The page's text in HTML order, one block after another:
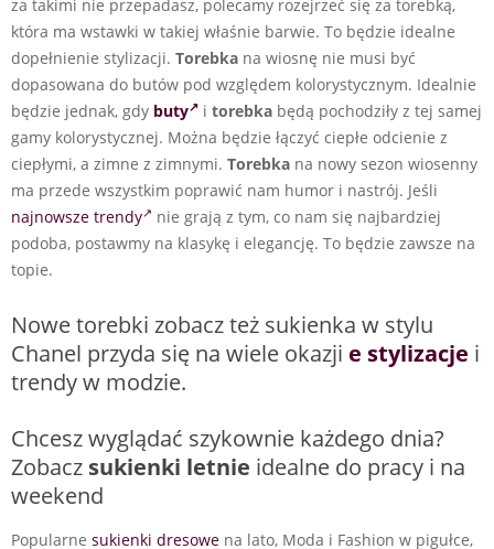
za takimi nie przepadasz, polecamy rozejrzeć się za torebką,
która ma wstawki w takiej właśnie barwie. To będzie idealne
dopełnienie stylizacji. Torebka na wiosnę nie musi być
dopasowana do butów pod względem kolorystycznym. Idealnie
będzie jednak, gdy buty i torebka będą pochodziły z tej samej
gamy kolorystycznej. Można będzie łączyć ciepłe odcienie z
ciepłymi, a zimne z zimnymi. Torebka na nowy sezon wiosenny
ma przede wszystkim poprawić nam humor i nastrój. Jeśli
najnowsze trendy
nie grają z tym, co nam się najbardziej
podoba, postawmy na klasykę i elegancję. To będzie zawsze na
topie.
Nowe torebki zobacz też sukienka w stylu
Chanel przyda się na wiele okazji e stylizacje i
trendy w modzie.
Chcesz wyglądać szykownie każdego dnia?
Zobacz sukienki letnie idealne do pracy i na
weekend
Popularne sukienki dresowe na lato, Moda i Fashion w pigułce,